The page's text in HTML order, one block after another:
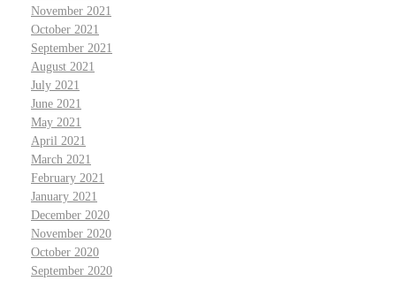
November 2021
October 2021
September 2021
August 2021
July 2021
June 2021
May 2021
April 2021
March 2021
February 2021
January 2021
December 2020
November 2020
October 2020
September 2020